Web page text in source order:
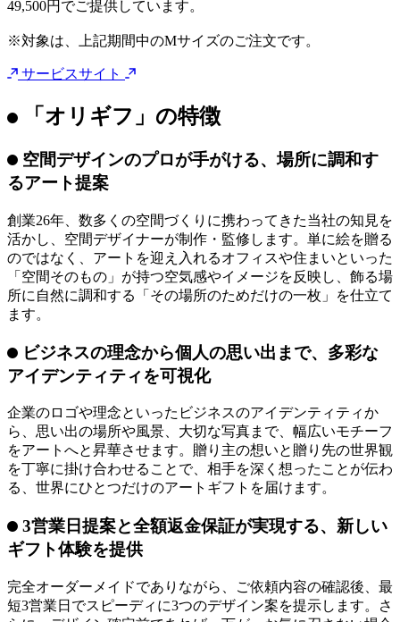
なお、期間限定キャンペーンとして、8月31日（月）まで、
49,500円でご提供しています。
サービスサイト
「オリギフ」の特徴
空間デザインのプロが手がける、場所に調和す
るアート提案
創業26年、数多くの空間づくりに携わってきた当社の知見を
のではなく、アートを迎え入れるオフィスや住まいといった
「空間そのもの」が持つ空気感やイメージを反映し、飾る場
所に自然に調和する「その場所のためだけの一枚」を仕立て
ます。
アイデンティティを可視化
ら、思い出の場所や風景、大切な写真まで、幅広いモチーフ
をアートへと昇華させます。贈り主の想いと贈り先の世界観